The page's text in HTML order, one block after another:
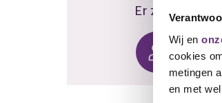
Wij en
cookies
metingen
en met
Er zijn nog